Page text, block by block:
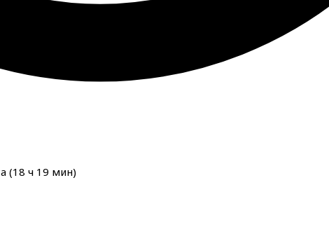
(18 ч 19 мин)